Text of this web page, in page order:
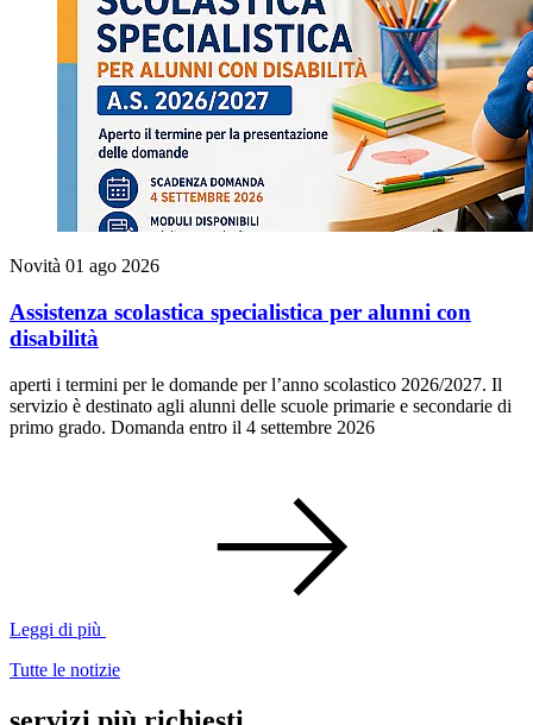
Novità 01 ago 2026
Assistenza scolastica specialistica per alunni con
disabilità
aperti i termini per le domande per l’anno scolastico 2026/2027. Il
servizio è destinato agli alunni delle scuole primarie e secondarie di
primo grado. Domanda entro il 4 settembre 2026
Leggi di più
Tutte le notizie